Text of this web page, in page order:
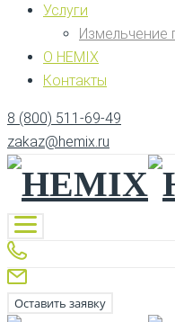
Услуги
Измельчение
О HEMIX
Контакты
8 (800) 511-69-49
zakaz@hemix.ru
Оставить заявку